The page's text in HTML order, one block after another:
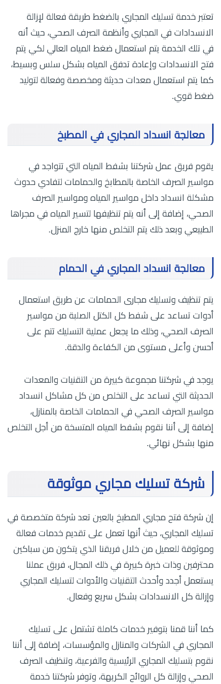
تعتبر خدمة تسليك المجاري بالضغط طريقة فعالة لإزالة
الانسدادات في المجاري وأنظمة الصرف الصحي، حيث أنه
في تلك الخدمة يتم استعمال ضغط المياه العالي لكي يتم
فتح الانسدادات وإعادة تدفق المياه بشكل سلس وبسيط،
كما يتم استعمال معدات حديثة ومخصصة وفعالة لتوليد
ضغط قوي.
معالجة انسداد المجاري في المطبخ
يقوم فريق عمل شركتنا بشفط المياه التي تتواجد في
مواسير الصرف الخاصة بالمطابخ والحمامات لتفادي حدوث
مشكلة انسداد داخل مواسير المياه ومواسير الصرف
الصحي، إضافة إلى أنه يتم تنظيفها لتسير المياه في مجراها
الطبيعي وبعد ذلك يتم التخلص منها خارج المنزل.
معالجة انسداد المجاري في الحمام
يتم تنظيف وتسليك مجارى الحمامات عن طريق استعمال
أدوات تساعد على شفط كل الكتل الصلبة من مواسير
الصرف الصحي، وذلك ما يجعل عملية التسليك تتم على
أحسن وأعلى مستوى من الكفاءة والدقة.
يوجد في شركتنا مجموعة كبيرة من التقنيات والمعدات
الحديثة التي تساعد على التخلص من كل مشاكل انسداد
مواسير الصرف الصحي في الحمامات الخاصة بالمنازل،
إضافة إلى أننا نقوم بشفط المياه المتسخة من أجل التخلص
منها بشكل نهائي.
شركة تسليك مجاري موثوقة
إن شركة فتح مجاري المطبخ بالعين تعد شركة متخصصة في
تسليك المجاري، حيث أنها تعمل على تقديم خدمات فعالة
وموثوقة للعميل من خلال فريقنا الذي يتكون من سباكين
محترفين وذات خبرة كبيرة في ذلك المجال، فريق عملنا
يستعمل أجدد وأحدث التقنيات والأدوات لتسليك المجاري
وإزالة كل الانسدادات بشكل سريع وفعال.
كما أننا قمنا بتوفير خدمات كاملة تشتمل على تسليك
المجاري في الشركات والمنازل والمؤسسات، إضافة إلى أننا
نقوم بتسليك المجاري الرئيسية والفرعية، وتنظيف الصرف
الصحي وإزالة كل الروائح الكريهة، وتوفر شركتنا خدمة